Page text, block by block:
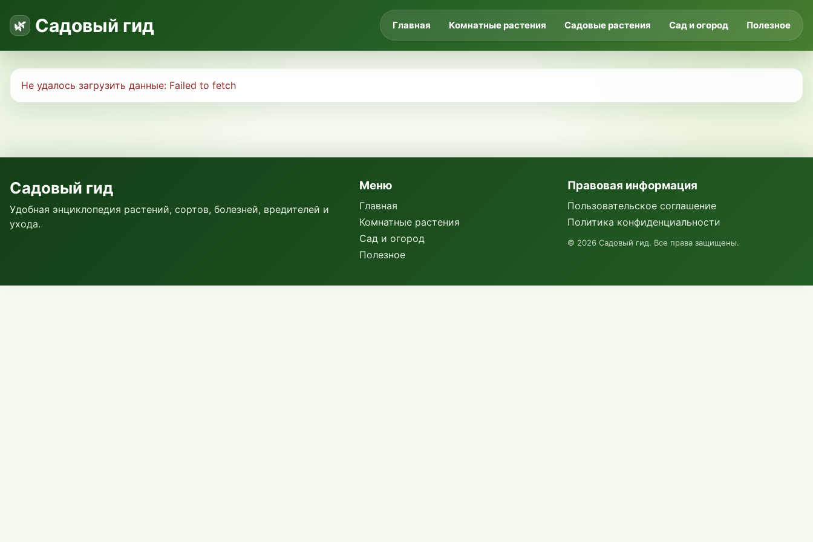
Садовый гид Главная Комнатные растения Садовые растения Сад и огород Полезное
Не удалось загрузить данные: Failed to fetch
Садовый гид
Удобная энциклопедия растений, сортов, болезней, вредителей и
ухода.
Меню
Главная
Комнатные растения
Сад и огород
Полезное
Правовая информация
Пользовательское соглашение
Политика конфиденциальности
© 2026 Садовый гид. Все права защищены.